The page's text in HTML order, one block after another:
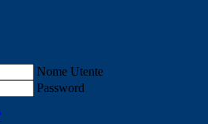
Nome Utente
Password